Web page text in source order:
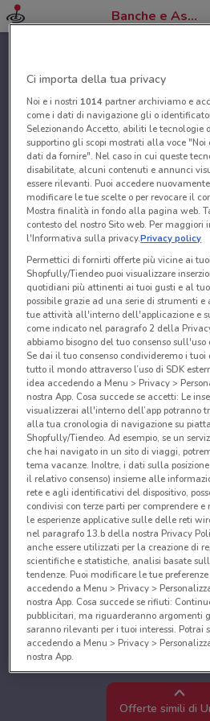
Banche e Assicurazioni
Offerte simili di
Ci importa della tua privacy
Noi e i nostri 1014partner archiviamo e
come i dati di navigazione gli o
Selezionando Accetto, abiliti le
supportino gli scopi mostrati alla voce
dati da fornire". Nel caso in cui queste
disabilitate, alcuni contenuti e annunci
essere rilevanti. Puoi accedere
modificare le tue scelte o per revocare il
Mostra finalità in fondo alla pagina web.
contesto del nostro Sito web. Per maggiori
l'Informativa sulla privacy.Privacy policy
Permettici di fornirti offerte più vicine ai
Shopfully/Tiendeo puoi visualizzare
quotidiani più attinenti ai tuoi gusti e al
possibile grazie ad una serie di strumenti
tue attività all'interno dell'applicazione e
come indicato nel paragrafo 2 della
abbiamo bisogno del tuo consenso
Se dai il tuo consenso condivideremo i
tutto il mondo attraverso l’uso di SDK
idea accedendo a Menu > Privacy >
nostra App. Cosa succede se accetti: Le
visualizzerai all'interno dell’app potranno
alla tua cronologia di navigazione su
Shopfully/Tiendeo. Ad esempio, se un
che hai navigato in un sito di viaggi,
tema vacanze. Inoltre, i dati sulla
il relativo consenso) insieme alle
rete e agli identificativi del dispositivo,
condivisi con terze parti per comprendere
le esperienze applicative sulle delle reti
nel paragrafo 13.b della nostra Privacy
anche essere utilizzati per la creazione di
scientifiche e statistiche, analisi basate
tendenze. Puoi modificare le tue
accedendo a Menu > Privacy >
nostra App. Cosa succede se rifiuti:
pubblicitari, ma riguarderanno argomenti
saranno rilevanti per i tuoi interessi. Potrai
accedendo a Menu > Privacy >
nostra App.
Noi e i nostri partner trattiamo i
Utilizzare dati di geolocalizzazione precisi.
caratteristiche del dispositivo ai fini